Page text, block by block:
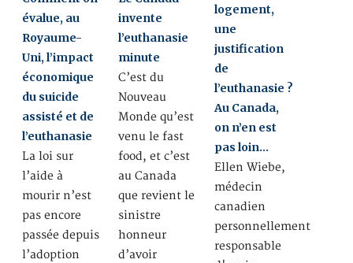
évalue, au
Royaume-
Uni, l’impact
économique
du suicide
assisté et de
l’euthanasie
La loi sur
l’aide à
mourir n’est
pas encore
passée depuis
l’adoption
invente
l’euthanasie
minute
C’est du
Nouveau
Monde qu’est
venu le fast
food, et c’est
au Canada
que revient le
sinistre
honneur
d’avoir
logement,
une
justification
de
l’euthanasie ?
Au Canada,
on n’en est
pas loin…
Ellen Wiebe,
médecin
canadien
personnellement
responsable